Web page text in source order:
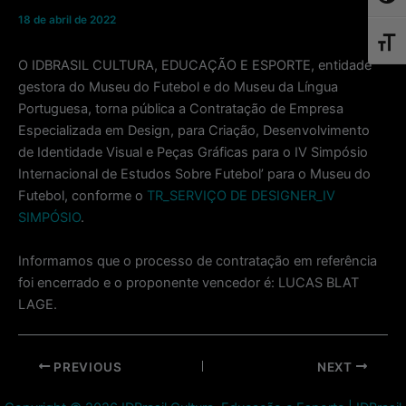
18 de abril de 2022
O IDBRASIL CULTURA, EDUCAÇÃO E ESPORTE, entidade
gestora do Museu do Futebol e do Museu da Língua
Portuguesa, torna pública a Contratação de Empresa
Especializada em Design, para Criação, Desenvolvimento
de Identidade Visual e Peças Gráficas para o IV Simpósio
Internacional de Estudos Sobre Futebol’ para o Museu do
Futebol, conforme o TR_SERVIÇO DE DESIGNER_IV
SIMPÓSIO.
Informamos que o processo de contratação em referência
foi encerrado e o proponente vencedor é: LUCAS BLAT
LAGE.
Post
PREVIOUS NEXT